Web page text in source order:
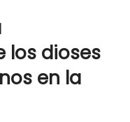
los dioses
en la